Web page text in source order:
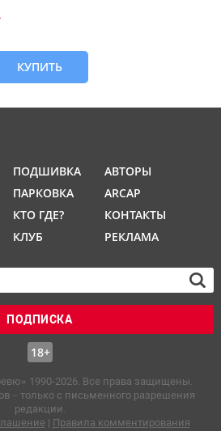
КУПИТЬ
ПОДШИВКА
ПАРКОВКА
КТО ГДЕ?
КЛУБ
АВТОРЫ
ARCAP
КОНТАКТЫ
РЕКЛАМА
ПОДПИСКА
18+
1990-2026. Все права защищены.
– только с письменного разрешения
редакции.
| Правила комментирования